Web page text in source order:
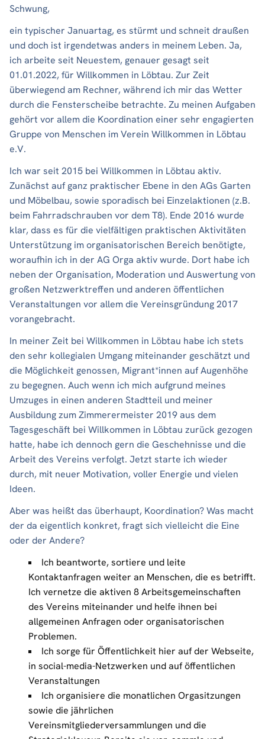
Schwung,
ein typischer Januartag, es stürmt und schneit draußen
und doch ist irgendetwas anders in meinem Leben. Ja,
ich arbeite seit Neuestem, genauer gesagt seit
01.01.2022, für Willkommen in Löbtau. Zur Zeit
überwiegend am Rechner, während ich mir das Wetter
durch die Fensterscheibe betrachte. Zu meinen Aufgaben
gehört vor allem die Koordination einer sehr engagierten
Gruppe von Menschen im Verein Willkommen in Löbtau
e.V.
Ich war seit 2015 bei Willkommen in Löbtau aktiv.
Zunächst auf ganz praktischer Ebene in den AGs Garten
und Möbelbau, sowie sporadisch bei Einzelaktionen (z.B.
beim Fahrradschrauben vor dem T8). Ende 2016 wurde
klar, dass es für die vielfältigen praktischen Aktivitäten
Unterstützung im organisatorischen Bereich benötigte,
woraufhin ich in der AG Orga aktiv wurde. Dort habe ich
neben der Organisation, Moderation und Auswertung von
großen Netzwerktreffen und anderen öffentlichen
Veranstaltungen vor allem die Vereinsgründung 2017
vorangebracht.
In meiner Zeit bei Willkommen in Löbtau habe ich stets
den sehr kollegialen Umgang miteinander geschätzt und
die Möglichkeit genossen, Migrant*innen auf Augenhöhe
zu begegnen. Auch wenn ich mich aufgrund meines
Umzuges in einen anderen Stadtteil und meiner
Ausbildung zum Zimmerermeister 2019 aus dem
Tagesgeschäft bei Willkommen in Löbtau zurück gezogen
hatte, habe ich dennoch gern die Geschehnisse und die
Arbeit des Vereins verfolgt. Jetzt starte ich wieder
durch, mit neuer Motivation, voller Energie und vielen
Ideen.
Aber was heißt das überhaupt, Koordination? Was macht
der da eigentlich konkret, fragt sich vielleicht die Eine
oder der Andere?
Ich beantworte, sortiere und leite
Kontaktanfragen weiter an Menschen, die es betrifft.
Ich vernetze die aktiven 8 Arbeitsgemeinschaften
des Vereins miteinander und helfe ihnen bei
allgemeinen Anfragen oder organisatorischen
Problemen.
Ich sorge für Öffentlichkeit hier auf der Webseite,
in social-media-Netzwerken und auf öffentlichen
Veranstaltungen
Ich organisiere die monatlichen Orgasitzungen
sowie die jährlichen
Vereinsmitgliederversammlungen und die